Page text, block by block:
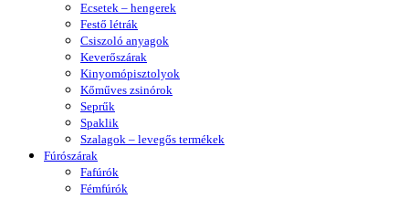
Ecsetek – hengerek
Festő létrák
Csiszoló anyagok
Keverőszárak
Kinyomópisztolyok
Kőműves zsinórok
Seprűk
Spaklik
Szalagok – levegős termékek
Fúrószárak
Fafúrók
Fémfúrók